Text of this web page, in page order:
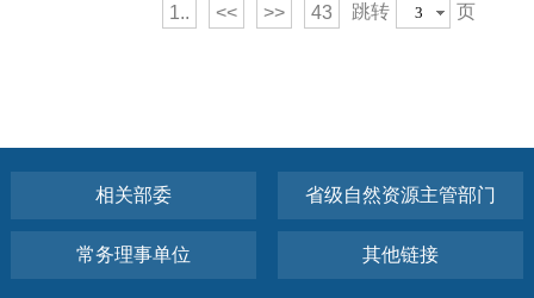
1.. << >> 43 跳转 页
相关部委 省级自然资源主管部门
常务理事单位 其他链接